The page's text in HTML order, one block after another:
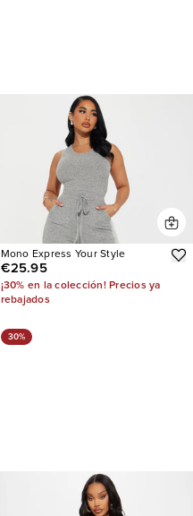
Mono Express Your Style
€25.95
¡30% en la colección! Precios ya
rebajados
30%